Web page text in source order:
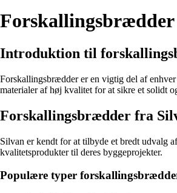
Introduktion til
Forskallingsbrædder er en vigtig del af
materialer af høj kvalitet for at sikre et solidt
Forskallingsbrædder fra
Silvan er kendt for at tilbyde et bredt udvalg
kvalitetsprodukter til deres byggeprojekter.
Populære typer